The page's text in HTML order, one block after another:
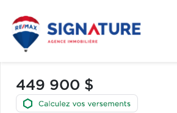
449 900 $